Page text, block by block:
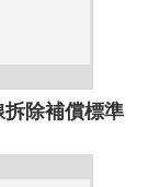
除補償標準